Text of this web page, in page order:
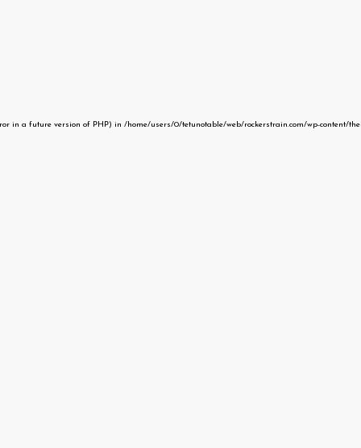
in a future version of PHP) in/home/users/0/tetunotable/web/rockerstrain.com/wp-content/